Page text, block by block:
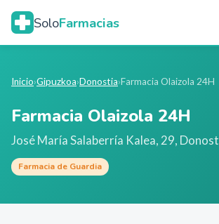
SoloFarmacias
Inicio›Gipuzkoa›Donostia›Farmacia Olaizola 24H
Farmacia Olaizola 24H
José María Salaberría Kalea, 29,
Farmacia de Guardia